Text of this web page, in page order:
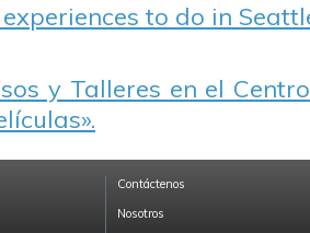
to do in
y Talleres en el
Contáctenos
Nosotros